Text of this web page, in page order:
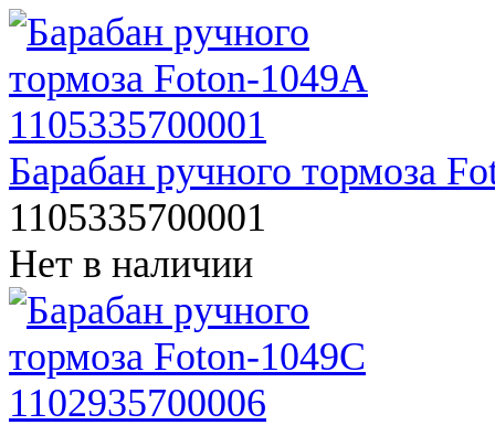
Барабан ручного тормоза
1105335700001
Нет в наличии